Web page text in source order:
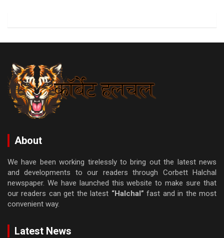
About
We have been working tirelessly to bring out the latest news
and developments to our readers through Corbett Halchal
newspaper. We have launched this website to make sure that
our readers can get the latest “Halchal” fast and in the most
convenient way.
Latest News